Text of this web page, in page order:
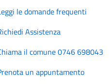
le domande frequenti
Assistenza
il comune 0746 698043
un appuntamento